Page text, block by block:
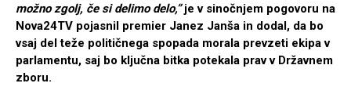
možno zgolj, če si delimo delo,”je v sinočnjem pogovoru na
Nova24TV pojasnil premier Janez Janša in dodal, da bo
vsaj del teže političnega spopada morala prevzeti ekipa v
parlamentu, saj bo ključna bitka potekala prav v Državnem
zboru.